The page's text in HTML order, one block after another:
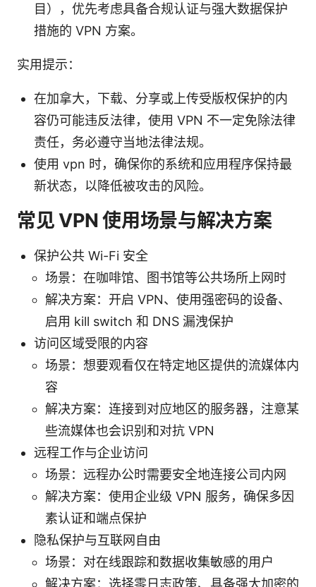
目），优先考虑具备合规认证与强大数据保护
措施的 VPN 方案。
实用提示：
在加拿大，下载、分享或上传受版权保护的内
容仍可能违反法律，使用 VPN 不一定免除法律
责任，务必遵守当地法律法规。
使用 vpn 时，确保你的系统和应用程序保持最
新状态，以降低被攻击的风险。
常见 VPN 使用场景与解决方案
保护公共 Wi-Fi 安全
场景：在咖啡馆、图书馆等公共场所上网时
解决方案：开启 VPN、使用强密码的设备、
启用 kill switch 和 DNS 漏洩保护
访问区域受限的内容
场景：想要观看仅在特定地区提供的流媒体内
容
解决方案：连接到对应地区的服务器，注意某
些流媒体也会识别和对抗 VPN
远程工作与企业访问
场景：远程办公时需要安全地连接公司内网
解决方案：使用企业级 VPN 服务，确保多因
素认证和端点保护
隐私保护与互联网自由
场景：对在线跟踪和数据收集敏感的用户
解决方案：选择零日志政策、具备强大加密的